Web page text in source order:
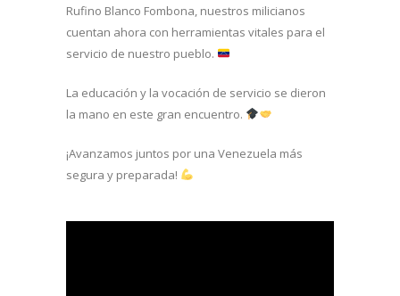
Rufino Blanco Fombona, nuestros milicianos
cuentan ahora con herramientas vitales para el
servicio de nuestro pueblo.
La educación y la vocación de servicio se dieron
la mano en este gran encuentro.
¡Avanzamos juntos por una Venezuela más
segura y preparada!